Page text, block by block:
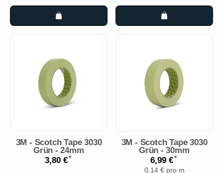
3M - Scotch Tape 3030
Grün - 24mm
3,80 €*
3M - Scotch Tape 3030
Grün - 30mm
6,99 €*
0,14 € pro m